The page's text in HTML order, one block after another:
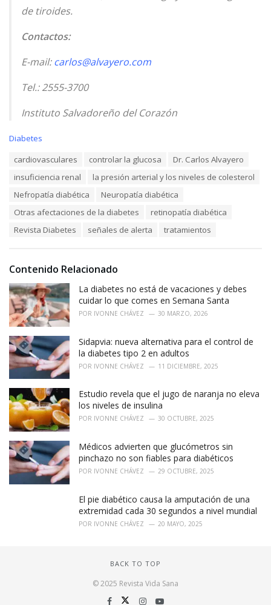
de tiroides.
Contactos:
E-mail:carlos@alvayero.com
Tel.: 2555-3700
Instituto Salvadoreño del Corazón
C
Diabetes
cardiovasculares controlar la glucosa
Dr. Carlos Alvayero
insuficiencia renal
la presión arterial y los niveles de colesterol
Nefropatía diabética
Neuropatía diabética
Otras afectaciones de la diabetes
retinopatía diabética
Revista Diabetes
señales de alerta tratamientos
Contenido Relacionado
La diabetes no está de vacaciones y debes
cuidar lo que comes en Semana Santa
POR IVONNE CHÁVEZ 30 MARZO, 2026
Sidapvia: nueva alternativa para el control de
la diabetes tipo 2 en adultos
POR IVONNE CHÁVEZ 11 DICIEMBRE, 2025
Estudio revela que el jugo de naranja no eleva
los niveles de insulina
POR IVONNE CHÁVEZ 30 OCTUBRE, 2025
Médicos advierten que glucómetros sin
pinchazo no son fiables para diabéticos
POR IVONNE CHÁVEZ 29 OCTUBRE, 2025
El pie diabético causa la amputación de una
extremidad cada 30 segundos a nivel mundial
POR IVONNE CHÁVEZ 20 MAYO, 2025
BACK TO TOP
© 2025 Revista Vida Sana